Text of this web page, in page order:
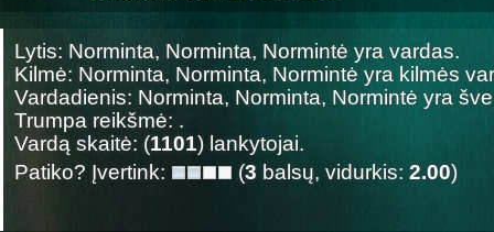
Lytis: Norminta, Norminta, Normintė yra vardas.
Kilmė: Norminta, Norminta, Normintė yra kilmės
Vardadienis: Norminta, Norminta, Normintė yra
Trumpa reikšmė: .
Vardą skaitė: (1101) lankytojai.
Patiko? Įvertink:
(3 balsų, vidurkis: 2.00)